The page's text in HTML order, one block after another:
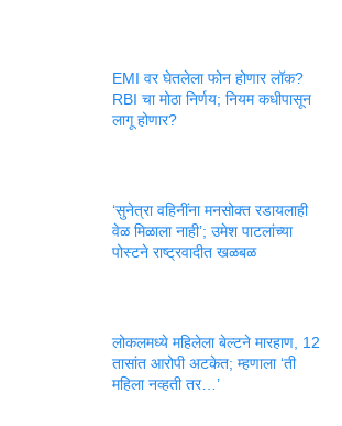
EMI वर घेतलेला फोन होणार लॉक?
RBI चा मोठा निर्णय; नियम कधीपासून
लागू होणार?
‘सुनेत्रा वहिनींना मनसोक्त रडायलाही
वेळ मिळाला नाही’; उमेश पाटलांच्या
पोस्टने राष्ट्रवादीत खळबळ
लोकलमध्ये महिलेला बेल्टने मारहाण, 12
तासांत आरोपी अटकेत; म्हणाला ‘ती
महिला नव्हती तर…’